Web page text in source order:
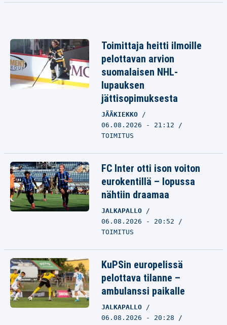
Toimittaja heitti ilmoille
pelottavan arvion
suomalaisen NHL-
lupauksen
jättisopimuksesta
JÄÄKIEKKO
06.08.2026 - 21:12
TOIMITUS
FC Inter otti ison voiton
eurokentillä – lopussa
nähtiin draamaa
JALKAPALLO
06.08.2026 - 20:52
TOIMITUS
KuPSin europelissä
pelottava tilanne –
ambulanssi paikalle
JALKAPALLO
06.08.2026 - 20:28